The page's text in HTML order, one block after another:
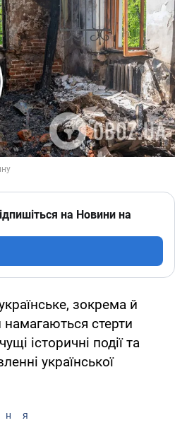
на Новини на
зокрема й
намагаються стерти
історичні події та
української